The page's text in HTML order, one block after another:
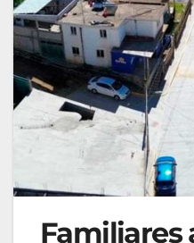
Familiares